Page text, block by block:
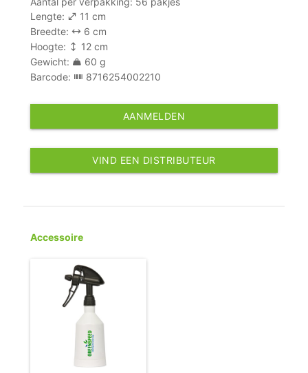
Lengte:
11 cm
Breedte:
6 cm
Hoogte:
12 cm
Gewicht:
60 g
Barcode:
8716254002210
AANMELDEN
VIND EEN DISTRIBUTEUR
Accessoire